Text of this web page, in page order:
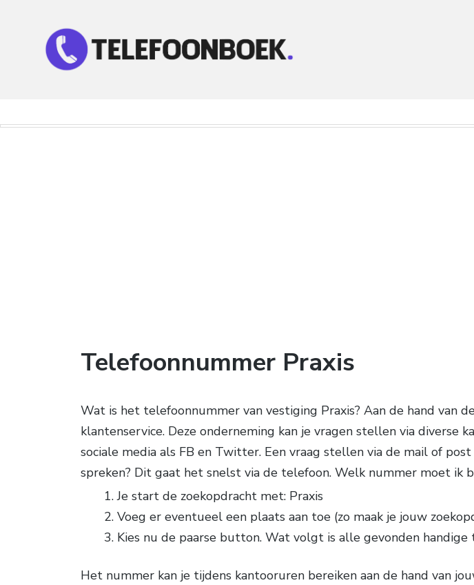
Telefoonnummer Praxis
Wat is het telefoonnummer van vestiging Praxis? Aan de hand van
klantenservice. Deze onderneming kan je vragen stellen via diverse
sociale media als FB en Twitter. Een vraag stellen via de mail of
spreken? Dit gaat het snelst via de telefoon. Welk nummer moet ik
Je start de zoekopdracht met: Praxis
Voeg er eventueel een plaats aan toe (zo maak je jouw
Kies nu de paarse button. Wat volgt is alle gevonden handige
Het nummer kan je tijdens kantooruren bereiken aan de hand van